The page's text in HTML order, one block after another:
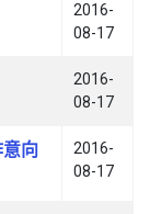
2016-
08-17
2016-
08-17
向
2016-
08-17